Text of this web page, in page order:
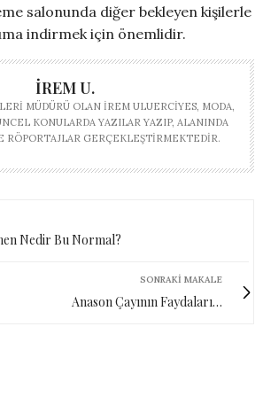
salonunda diğer bekleyen kişilerle
indirmek için önemlidir.
İREM U.
MÜDÜRÜ OLAN İREM ULUERCIYES, MODA,
KONULARDA YAZILAR YAZIP, ALANINDA
RÖPORTAJLAR GERÇEKLEŞTIRMEKTEDIR.
Nedir Bu Normal?
SONRAKI MAKALE
Anason Çayının Faydaları…